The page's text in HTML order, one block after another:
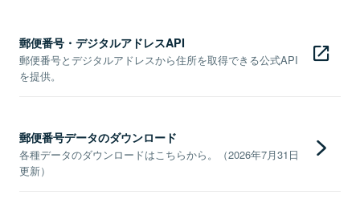
郵便番号・デジタルアドレスAPI
郵便番号とデジタルアドレスから住所を取得できる公式API
を提供。
郵便番号データのダウンロード
各種データのダウンロードはこちらから。（2026年7月31日
更新）